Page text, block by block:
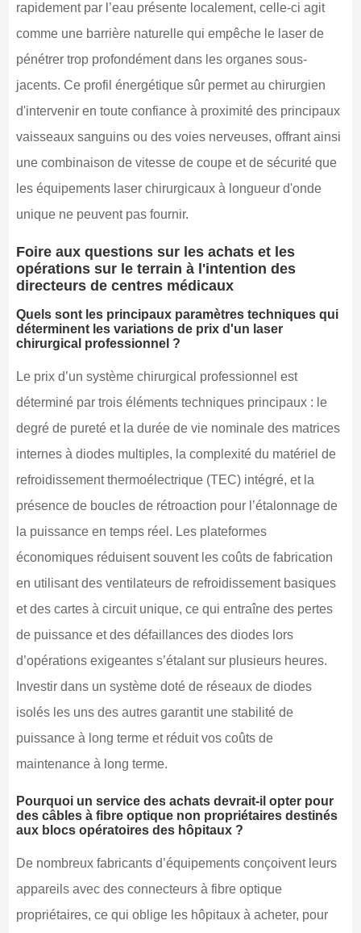
rapidement par l’eau présente localement, celle-ci agit
comme une barrière naturelle qui empêche le laser de
pénétrer trop profondément dans les organes sous-
jacents. Ce profil énergétique sûr permet au chirurgien
d'intervenir en toute confiance à proximité des principaux
vaisseaux sanguins ou des voies nerveuses, offrant ainsi
une combinaison de vitesse de coupe et de sécurité que
les équipements laser chirurgicaux à longueur d'onde
unique ne peuvent pas fournir.
Foire aux questions sur les achats et les
opérations sur le terrain à l'intention des
directeurs de centres médicaux
Quels sont les principaux paramètres techniques qui
déterminent les variations de prix d'un laser
chirurgical professionnel ?
Le prix d’un système chirurgical professionnel est
déterminé par trois éléments techniques principaux : le
degré de pureté et la durée de vie nominale des matrices
internes à diodes multiples, la complexité du matériel de
refroidissement thermoélectrique (TEC) intégré, et la
présence de boucles de rétroaction pour l’étalonnage de
la puissance en temps réel. Les plateformes
économiques réduisent souvent les coûts de fabrication
en utilisant des ventilateurs de refroidissement basiques
et des cartes à circuit unique, ce qui entraîne des pertes
de puissance et des défaillances des diodes lors
d’opérations exigeantes s’étalant sur plusieurs heures.
Investir dans un système doté de réseaux de diodes
isolés les uns des autres garantit une stabilité de
puissance à long terme et réduit vos coûts de
maintenance à long terme.
Pourquoi un service des achats devrait-il opter pour
des câbles à fibre optique non propriétaires destinés
aux blocs opératoires des hôpitaux ?
De nombreux fabricants d’équipements conçoivent leurs
appareils avec des connecteurs à fibre optique
propriétaires, ce qui oblige les hôpitaux à acheter, pour